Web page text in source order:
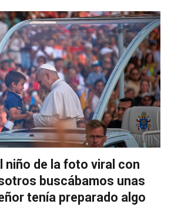
niño de la foto viral con
buscábamos unas
tenía preparado algo